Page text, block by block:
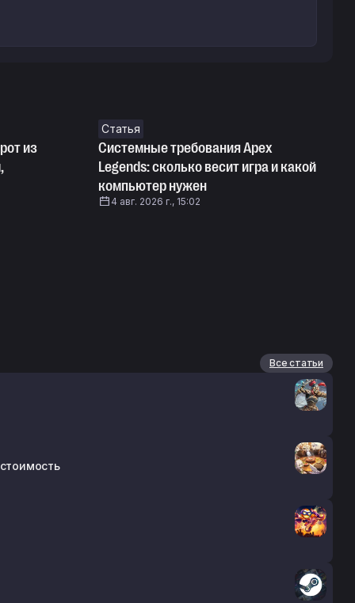
из
Статья
Системные требования Apex
Legends: сколько весит игра и какой
компьютер нужен
4 авг. 2026 г., 15:02
Все статьи